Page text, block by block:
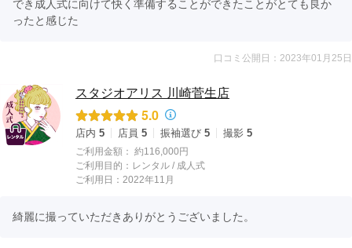
でき成人式に向けて快く準備することができたことがとても良か
ったと感じた
口コミ公開日：2023年01月25日
スタジオアリス 川崎菅生店
5.0
店内 5 店員 5 振袖選び 5 撮影 5
ご利用金額： 約116,000円
ご利用目的： レンタル / 成人式
ご利用日：2022年11月
綺麗に撮っていただきありがとうございました。